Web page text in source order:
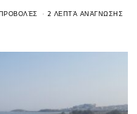
2 ΛΕΠΤΆ ΑΝΆΓΝΩΣΗΣ